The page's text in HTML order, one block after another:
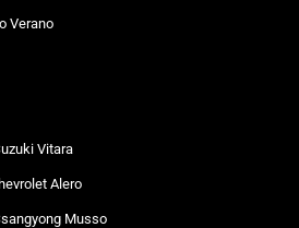
Verano
Vitara
Alero
Musso